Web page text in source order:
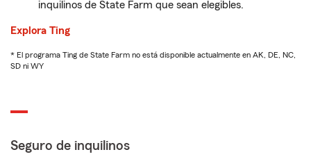
inquilinos de State Farm que sean elegibles.
Explora Ting
* El programa Ting de State Farm no está disponible actualmente en AK, DE, NC,
SD ni WY
Seguro de inquilinos